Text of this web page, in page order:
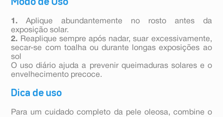
Modo de Uso
1. Aplique abundantemente no rosto antes da
exposição solar.
2. Reaplique sempre após nadar, suar excessivamente,
secar-se com toalha ou durante longas exposições ao
sol
O uso diário ajuda a prevenir queimaduras solares e o
envelhecimento precoce.
Dica de uso
Para um cuidado completo da pele oleosa, combine o